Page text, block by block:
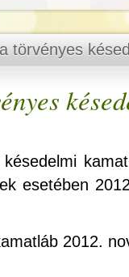
törvényes
esetében
2012.